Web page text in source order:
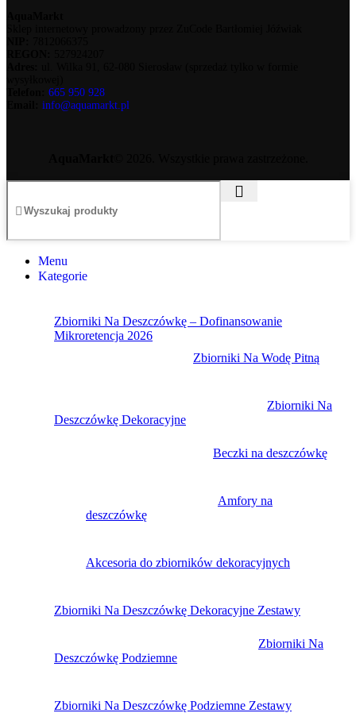
665 950 928
info@aquamarkt.pl
Menu
Kategorie
Zbiorniki Na Deszczówkę – Dofinansowanie
Mikroretencja 2026
Zbiorniki Na Wodę Pitną
Zbiorniki Na
Deszczówkę Dekoracyjne
Beczki na deszczówkę
Amfory na
deszczówkę
Akcesoria do zbiorników dekoracyjnych
Zbiorniki Na Deszczówkę Dekoracyjne Zestawy
Zbiorniki Na
Deszczówkę Podziemne
Zbiorniki Na Deszczówkę Podziemne Zestawy